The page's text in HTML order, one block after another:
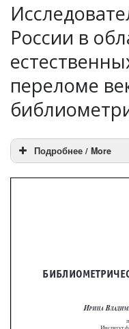
России в
переломе
Подробнее / More